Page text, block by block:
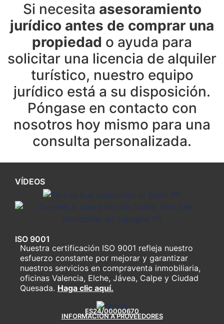
Si necesita asesoramiento
jurídico antes de comprar una
propiedad o ayuda para
solicitar una licencia de alquiler
turístico, nuestro equipo
jurídico está a su disposición.
Póngase en contacto con
nosotros hoy mismo para una
consulta personalizada.
VÍDEOS
ISO 9001
Nuestra certificación ISO 9001 refleja nuestro
esfuerzo constante por mejorar y garantizar
nuestros servicios en compraventa inmobiliaria,
oficinas Valencia, Elche, Jávea, Calpe y Ciudad
Quesada. Haga clic aquí.
ES24/00000670
INFORMACIÓN A PROVEEDORES